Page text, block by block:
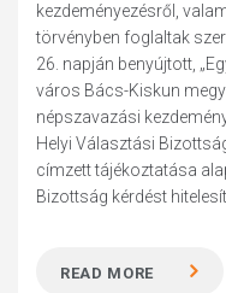
kezdeményezésről,
törvényben foglaltak
26. napján benyújtott,
város Bács-Kiskun
népszavazási
Helyi Választási
címzett tájékoztatása
Bizottság kérdést
READ MORE